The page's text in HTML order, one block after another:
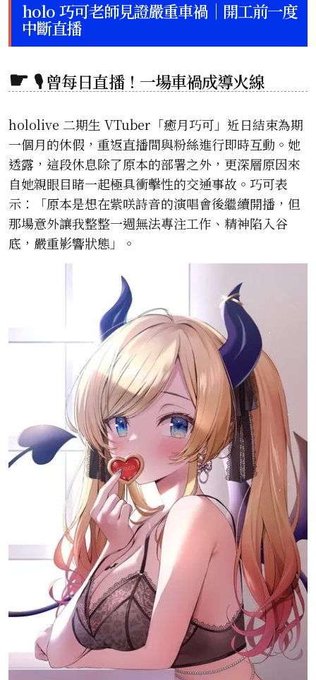
holo 巧可老師見證嚴重車禍｜開工前一度
中斷直播
🎙️ 曾每日直播！一場車禍成導火線
hololive 二期生 VTuber「癒月巧可」近日結束為期
一個月的休假，重返直播間與粉絲進行即時互動。她
透露，這段休息除了原本的部署之外，更深層原因來
自她親眼目睹一起極具衝擊性的交通事故。巧可表
示：「原本是想在紫咲詩音的演唱會後繼續開播，但
那場意外讓我整整一週無法專注工作、精神陷入谷
底，嚴重影響狀態」。